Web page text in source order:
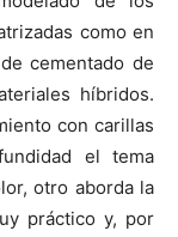
como en
cementado de
híbridos.
con carillas
el tema
otro aborda la
práctico y, por